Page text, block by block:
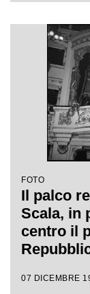
lirica
l'opera
da
regia di
Wallmann
FOTO
Il palco
Scala, in
centro il
Bissatini
07 DICEMBRE